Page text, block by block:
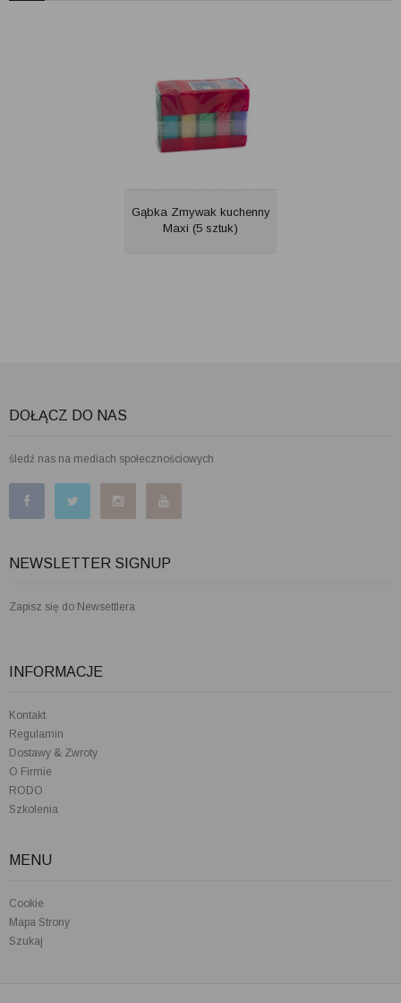
Gąbka Zmywak kuchenny
Maxi (5 sztuk)
DOŁĄCZ DO NAS
śledź nas na mediach społecznościowych
NEWSLETTER SIGNUP
Zapisz się do Newsettlera
INFORMACJE
Kontakt
Regulamin
Dostawy & Zwroty
O Firmie
RODO
Szkolenia
MENU
Cookie
Mapa Strony
Szukaj